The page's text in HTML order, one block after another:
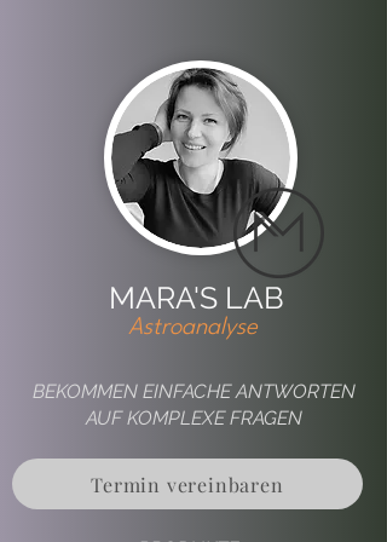
MARA'S LAB
Astroanalyse
BEKOMMEN EINFACHE ANTWORTEN
AUF KOMPLEXE FRAGEN
Termin vereinbaren